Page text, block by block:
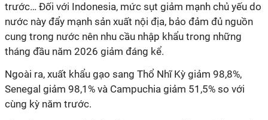
trước… Đối với Indonesia, mức sụt giảm mạnh chủ yếu do
nước này đẩy mạnh sản xuất nội địa, bảo đảm đủ nguồn
cung trong nước nên nhu cầu nhập khẩu trong những
tháng đầu năm 2026 giảm đáng kể.
Ngoài ra, xuất khẩu gạo sang Thổ Nhĩ Kỳ giảm 98,8%,
Senegal giảm 98,1% và Campuchia giảm 51,5% so với
cùng kỳ năm trước.